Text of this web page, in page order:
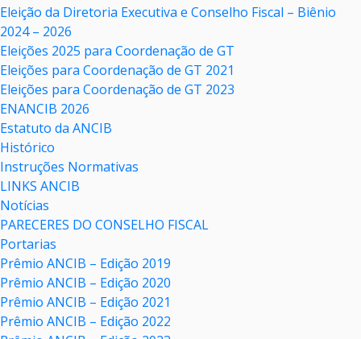
Eleição da Diretoria Executiva e Conselho Fiscal – Biênio
2024 – 2026
Eleições 2025 para Coordenação de GT
Eleições para Coordenação de GT 2021
Eleições para Coordenação de GT 2023
ENANCIB 2026
Estatuto da ANCIB
Histórico
Instruções Normativas
LINKS ANCIB
Notícias
PARECERES DO CONSELHO FISCAL
Portarias
Prêmio ANCIB – Edição 2019
Prêmio ANCIB – Edição 2020
Prêmio ANCIB – Edição 2021
Prêmio ANCIB – Edição 2022